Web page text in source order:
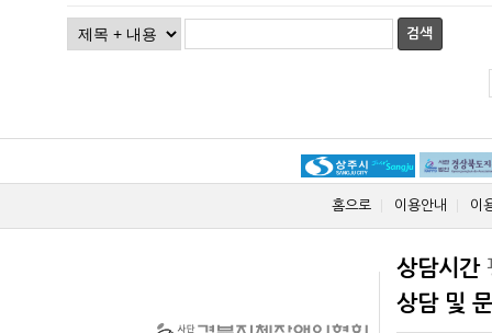
검색
홈으로 이용안내 이
상담시간
상담 및